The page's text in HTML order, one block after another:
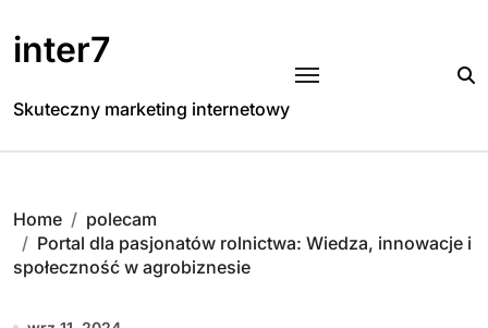
to
content
inter7
Skuteczny marketing internetowy
Home
polecam
Portal dla pasjonatów rolnictwa: Wiedza, innowacje i
społeczność w agrobiznesie